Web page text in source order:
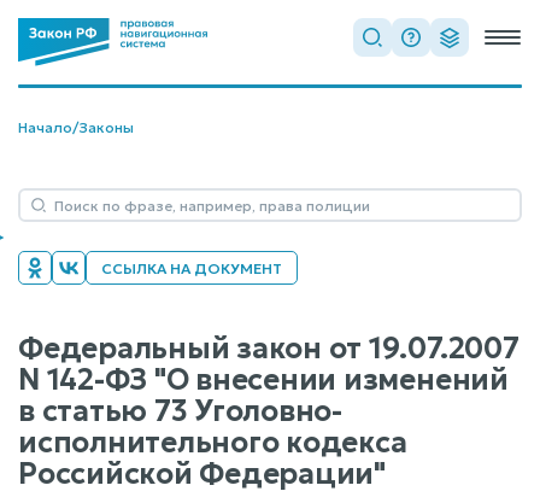
Начало/Законы
ССЫЛКА НА ДОКУМЕНТ
Федеральный закон от 19.07.2007
N 142-ФЗ "О внесении изменений
в статью 73 Уголовно-
исполнительного кодекса
Российской Федерации"